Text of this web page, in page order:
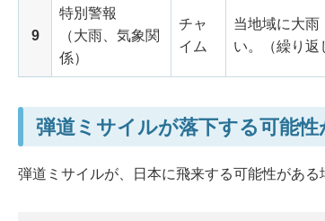
9
特別警報
（大雨、気象関
係）
チャ
イム
当地域に大雨
い。（繰り返
弾道ミサイルが落下する可能性
弾道ミサイルが、日本に飛来する可能性があ